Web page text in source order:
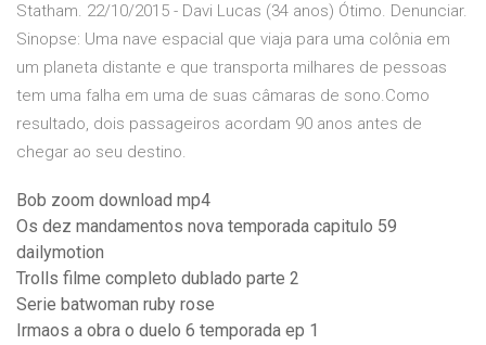
Statham. 22/10/2015 - Davi Lucas (34 anos) Ótimo. Denunciar.
Sinopse: Uma nave espacial que viaja para uma colônia em
um planeta distante e que transporta milhares de pessoas
tem uma falha em uma de suas câmaras de sono.Como
resultado, dois passageiros acordam 90 anos antes de
chegar ao seu destino.
Bob zoom download mp4
Os dez mandamentos nova temporada capitulo 59
dailymotion
Trolls filme completo dublado parte 2
Serie batwoman ruby rose
Irmaos a obra o duelo 6 temporada ep 1